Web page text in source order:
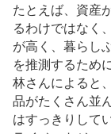
たとえば、資産
るわけではなく
が高く、暮らし
を推測するため
林さんによると
品がたくさん並
はすっきりして